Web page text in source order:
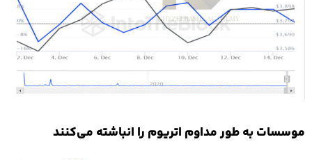
موسسات به طور مداوم اتریوم را انباشته می‌کنند